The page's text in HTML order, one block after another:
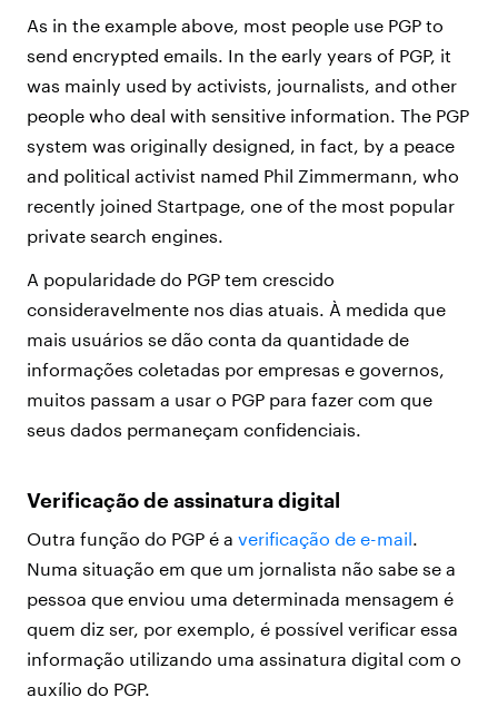
As in the example above, most people use PGP to
send encrypted emails. In the early years of PGP, it
was mainly used by activists, journalists, and other
people who deal with sensitive information. The PGP
system was originally designed, in fact, by a peace
and political activist named Phil Zimmermann, who
recently joined Startpage, one of the most popular
private search engines.
A popularidade do PGP tem crescido
consideravelmente nos dias atuais. À medida que
mais usuários se dão conta da quantidade de
informações coletadas por empresas e governos,
muitos passam a usar o PGP para fazer com que
seus dados permaneçam confidenciais.
Verificação de assinatura digital
Outra função do PGP é a verificação de e-mail
Numa situação em que um jornalista não sabe se a
pessoa que enviou uma determinada mensagem é
quem diz ser, por exemplo, é possível verificar essa
informação utilizando uma assinatura digital com o
auxílio do PGP.